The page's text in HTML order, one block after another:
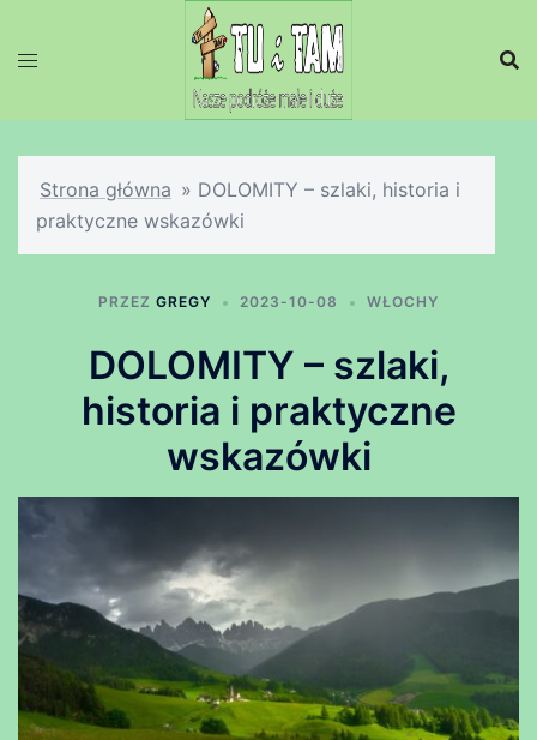
Strona główna » DOLOMITY – szlaki, historia i
praktyczne wskazówki
PRZEZ GREGY 2023-10-08 WŁOCHY
DOLOMITY – szlaki,
historia i praktyczne
wskazówki